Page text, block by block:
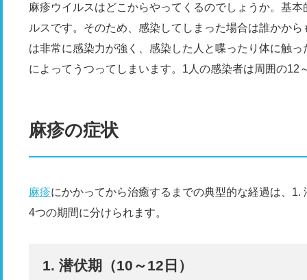
麻疹ウイルスはどこからやってくるのでしょうか。基
ルスです。そのため、感染してしまった場合は誰かか
は非常に感染力が強く、感染した人と喋ったり体に触
によってうつってしまいます。1人の感染者は周囲の12
麻疹の症状
麻疹にかかってから治癒するまでの典型的な経過は、1.
4つの期間に分けられます。
1. 潜伏期（10～12日）